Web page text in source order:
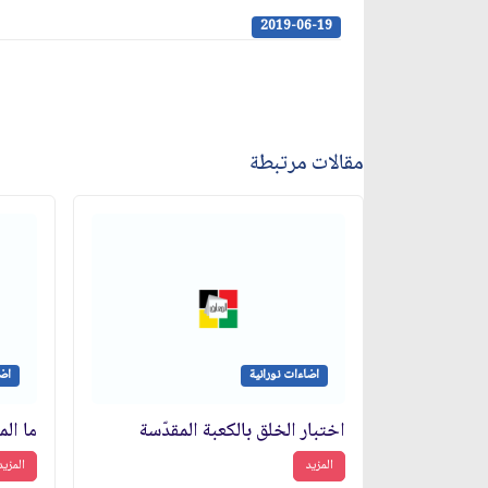
2019-06-19
مقالات مرتبطة
اضاءات نورانية
اختبار الخلق بالكعبة المقدّسة
المزيد
ما